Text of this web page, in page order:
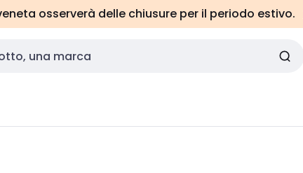
osserverà delle chiusure per il periodo estivo.